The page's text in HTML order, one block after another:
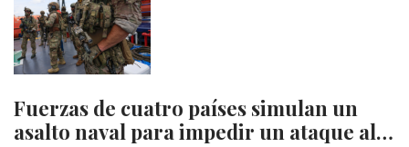
Fuerzas de cuatro países simulan un
asalto naval para impedir un ataque al…